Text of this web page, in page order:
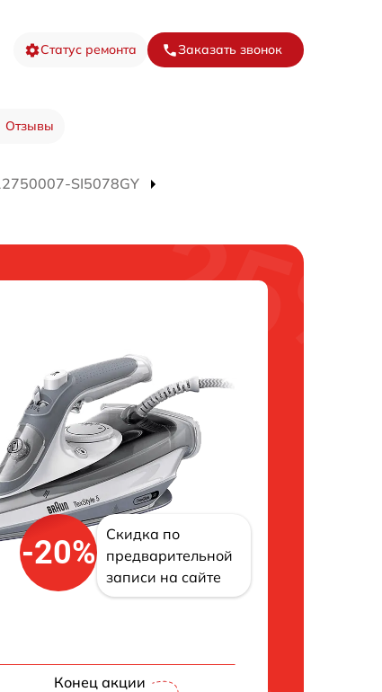
Статус ремонта Заказать звонок
Отзывы
SI5078GY
-20%
Скидка по
предварительной
записи на сайте
Конец акции